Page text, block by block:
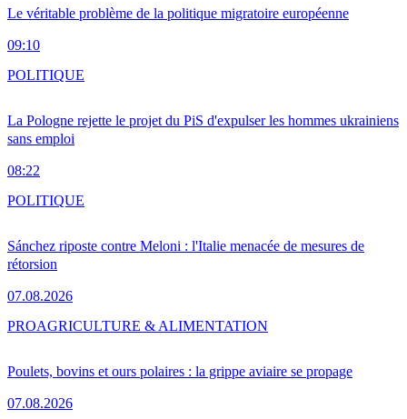
Le véritable problème de la politique migratoire européenne
09:10
La Pologne rejette le projet du PiS d'expulser les hommes ukrainiens
sans emploi
08:22
POLITIQUE
Sánchez riposte contre Meloni : l'Italie menacée de mesures de
rétorsion
07.08.2026
POLITIQUE
Poulets, bovins et ours polaires : la grippe aviaire se propage
07.08.2026
PROAGRICULTURE & ALIMENTATION